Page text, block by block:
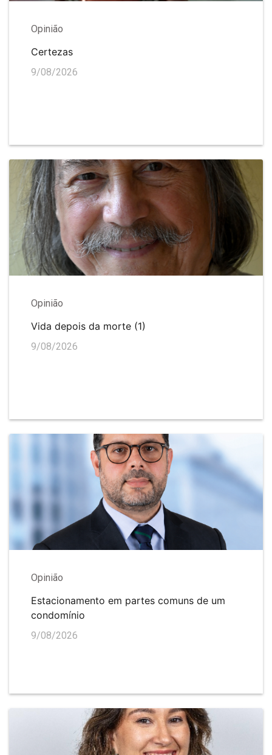
Opinião
Certezas
9/08/2026
Opinião
Vida depois da morte (1)
9/08/2026
Opinião
Estacionamento em partes comuns de um
condomínio
9/08/2026